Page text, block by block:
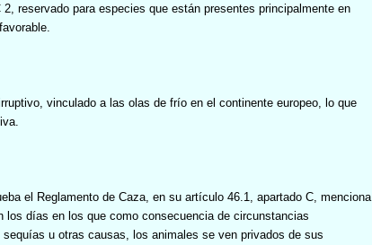
reservado para especies que están presentes principalmente en
vinculado a las olas de frío en el continente europeo, lo que
el Reglamento de Caza, en su artículo 46.1, apartado C, menciona
los días en los que como consecuencia de circunstancias
u otras causas, los animales se ven privados de sus